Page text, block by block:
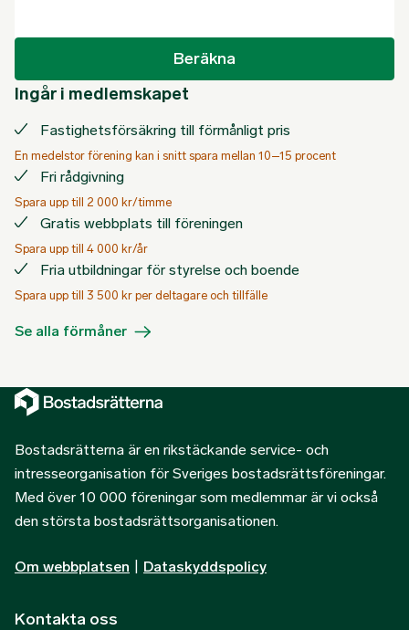
Beräkna
Ingår i medlemskapet
Fastighetsförsäkring till förmånligt pris
En medelstor förening kan i snitt spara mellan 10–15 procent
Fri rådgivning
Spara upp till 2 000 kr/timme
Gratis webbplats till föreningen
Spara upp till 4 000 kr/år
Fria utbildningar för styrelse och boende
Spara upp till 3 500 kr per deltagare och tillfälle
Se alla förmåner
Bostadsrätterna är en rikstäckande service- och
intresseorganisation för Sveriges bostadsrättsföreningar.
Med över 10 000 föreningar som medlemmar är vi också
den största bostadsrättsorganisationen.
Om webbplatsen Dataskyddspolicy
Kontakta oss